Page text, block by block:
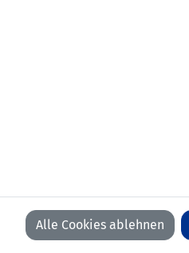
Alle Cookies ablehnen